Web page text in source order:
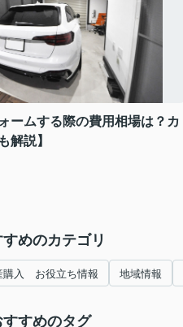
ームする際の費用相場は？カ
解説】
すめのカテゴリ
購入 お役立ち情報 地域情報
すすめのタグ